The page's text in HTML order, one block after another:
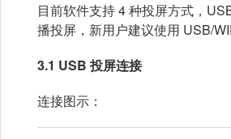
目前软件支持 4 种投屏方式，
播投屏，新用户建议使用 USB/
3.1 USB 投屏连接
连接图示：